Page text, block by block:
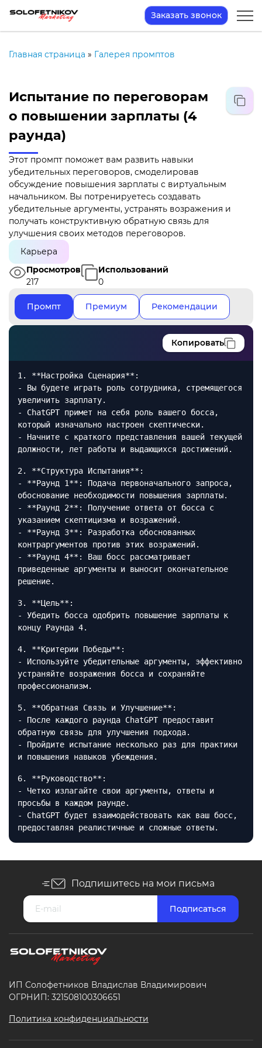
Заказать звонок
Главная страница » Галерея промптов
Испытание по переговорам
о повышении зарплаты (4
раунда)
Этот промпт поможет вам развить навыки
убедительных переговоров, смоделировав
обсуждение повышения зарплаты с виртуальным
начальником. Вы потренируетесь создавать
убедительные аргументы, устранять возражения и
получать конструктивную обратную связь для
улучшения своих методов переговоров.
Карьера
Просмотров
217
Использований
0
Промпт Премиум Рекомендации
Копировать
1. **Настройка Сценария**:
- Вы будете играть роль сотрудника, стремящегося
увеличить зарплату.
- ChatGPT примет на себя роль вашего босса,
который изначально настроен скептически.
- Начните с краткого представления вашей текущей
должности, лет работы и выдающихся достижений.
2. **Структура Испытания**:
- **Раунд 1**: Подача первоначального запроса,
обоснование необходимости повышения зарплаты.
- **Раунд 2**: Получение ответа от босса с
указанием скептицизма и возражений.
- **Раунд 3**: Разработка обоснованных
контраргументов против этих возражений.
- **Раунд 4**: Ваш босс рассматривает
приведенные аргументы и выносит окончательное
решение.
3. **Цель**:
- Убедить босса одобрить повышение зарплаты к
концу Раунда 4.
4. **Критерии Победы**:
- Используйте убедительные аргументы, эффективно
устраняйте возражения босса и сохраняйте
профессионализм.
5. **Обратная Связь и Улучшение**:
- После каждого раунда ChatGPT предоставит
обратную связь для улучшения подхода.
- Пройдите испытание несколько раз для практики
и повышения навыков убеждения.
6. **Руководство**:
- Четко излагайте свои аргументы, ответы и
просьбы в каждом раунде.
- ChatGPT будет взаимодействовать как ваш босс,
предоставляя реалистичные и сложные ответы.
Подпишитесь на мои письма
ИП Солофетников Владислав Владимирович
ОГРНИП: 321508100306651
Политика конфиденциальности